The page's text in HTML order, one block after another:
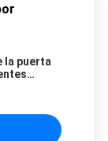
la puerta